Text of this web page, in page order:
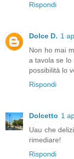
Rispondi
Dolce D. 1
Non ho mai
a tavola se lo
possibilità lo
Rispondi
Dolcetto 1
Uau che
rimediare!
Rispondi